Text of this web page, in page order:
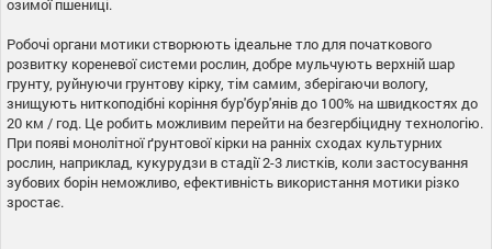
озимої пшениці.
Робочі органи мотики створюють ідеальне тло для початкового
розвитку кореневої системи рослин, добре мульчують верхній шар
грунту, руйнуючи грунтову кірку, тім самим, зберігаючи вологу,
знищують ниткоподібні коріння бур'бур'янів до 100% на швидкостях до
20 км / год. Це робить можливим перейти на безгербіцидну технологію.
При появі монолітної ґрунтової кірки на ранніх сходах культурних
рослин, наприклад, кукурудзи в стадії 2-3 листків, коли застосування
зубових борін неможливо, ефективність використання мотики різко
зростає.